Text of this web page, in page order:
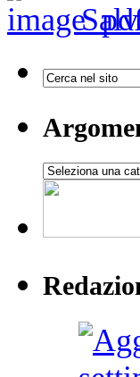
Argomenti